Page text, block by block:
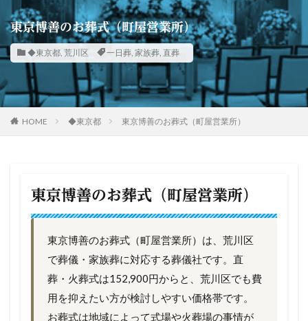
東京博善のお葬式（町屋営業所）
◆東京都, 荒川区 一日葬, 家族葬, 直葬
HOME ◆東京都 東京博善のお葬式（町屋営業所）
東京博善のお葬式（町屋営業所）
東京博善のお葬式（町屋営業所）は、荒川区
で葬儀・家族葬に対応する葬儀社です。直
葬・火葬式は152,900円からと、荒川区でも費
用を抑えたい方が検討しやすい価格帯です。
お葬式は地域によって式場や火葬場の事情が